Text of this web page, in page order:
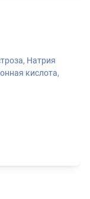
, Натрия
кислота,